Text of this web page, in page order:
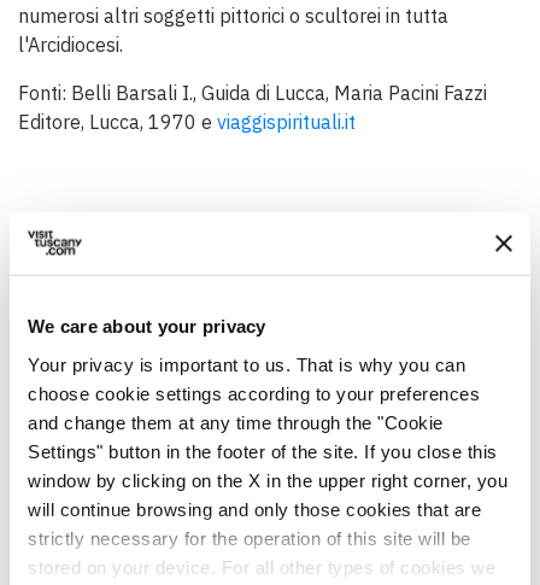
We care about your privacy
Your privacy is important to us. That is why you can
choose cookie settings according to your preferences
and change them at any time through the "Cookie
Settings" button in the footer of the site. If you close this
window by clicking on the X in the upper right corner, you
will continue browsing and only those cookies that are
strictly necessary for the operation of this site will be
stored on your device. For all other types of cookies we
numerosi altri soggetti pittorici o scultorei in tutta
l'Arcidiocesi.
Fonti: Belli Barsali I., Guida di Lucca, Maria Pacini Fazzi
Editore, Lucca, 1970 e viaggispirituali.it
Piazza Sant'Agostino, 6, 55100 Lucca LU, Italia
Comune
Lucca (LU)
Coordinate GPS
43.845617,10.501837